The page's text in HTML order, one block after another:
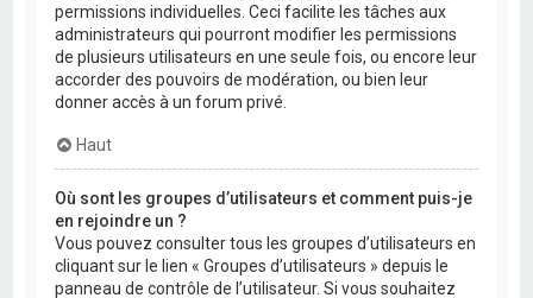
permissions individuelles. Ceci facilite les tâches aux
administrateurs qui pourront modifier les permissions
de plusieurs utilisateurs en une seule fois, ou encore leur
accorder des pouvoirs de modération, ou bien leur
donner accès à un forum privé.
Haut
Où sont les groupes d’utilisateurs et comment puis-je
en rejoindre un ?
Vous pouvez consulter tous les groupes d’utilisateurs en
cliquant sur le lien « Groupes d’utilisateurs » depuis le
panneau de contrôle de l’utilisateur. Si vous souhaitez